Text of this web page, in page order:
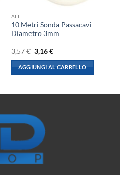
ALL
10 Metri Sonda Passacavi
Diametro 3mm
3,57€ Il
prezzo
originale
era:
3,57 €.
3,16€Il
attuale
è:
3,16 €.
AGGIUNGI AL CARRELLO